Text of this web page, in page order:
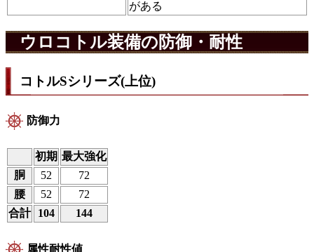
がある
ウロコトル装備の防御・耐性
コトルSシリーズ(上位)
防御力
初期 最大強化
胴
52
72
腰
52
72
合計
104 144
属性耐性値